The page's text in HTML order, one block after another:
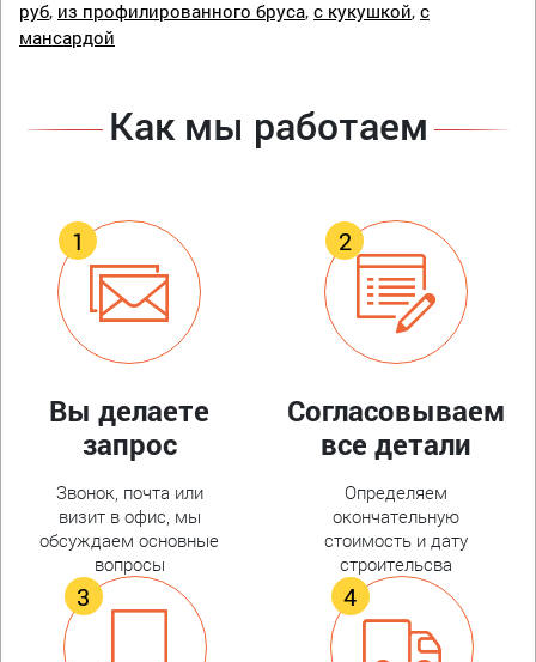
руб, из профилированного бруса, с кукушкой, с
мансардой
Как мы работаем
Вы делаете
запрос
Звонок, почта или
визит в офис, мы
обсуждаем основные
вопросы
Согласовываем
все детали
Определяем
окончательную
стоимость и дату
строительсва